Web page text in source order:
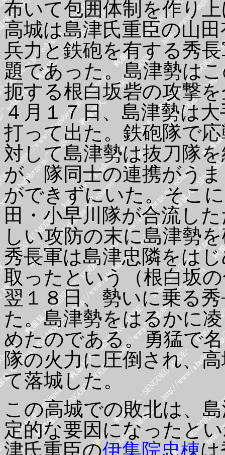
布いて包囲体制を作り
高城は島津氏重臣の山
兵力と鉄砲を有する秀
題であった。島津勢は
扼する根白坂砦の攻撃
４月１７日、島津勢は
打って出た。鉄砲隊で
対して島津勢は抜刀隊
が、隊同士の連携がう
ができずにいた。そこ
田・小早川隊が合流し
しい攻防の末に島津勢
秀長軍は島津忠隣をは
取ったという（根白坂
翌１８日、勢いに乗る
た。島津勢をはるかに
めたのである。勇猛で
隊の火力に圧倒され、
て落城した。
この高城での敗北は、
定的な要因になったと
津氏重臣の伊集院忠棟